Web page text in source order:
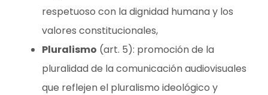
respetuoso con la dignidad humana y los
valores constitucionales,
Pluralismo (art. 5): promoción de la
pluralidad de la comunicación audiovisuales
que reflejen el pluralismo ideológico y